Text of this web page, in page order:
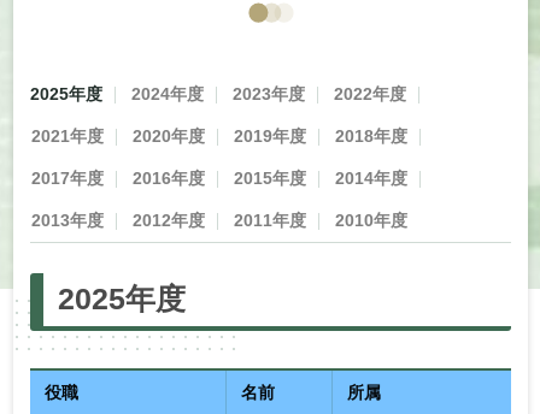
2025年度 2024年度 2023年度 2022年度
2021年度 2020年度 2019年度 2018年度
2017年度 2016年度 2015年度 2014年度
2013年度 2012年度 2011年度 2010年度
2025年度
役職 名前 所属